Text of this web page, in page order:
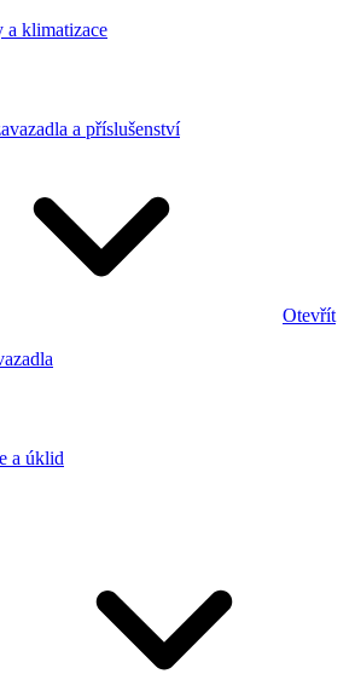
a klimatizace
a příslušenství
Otevřít
a úklid